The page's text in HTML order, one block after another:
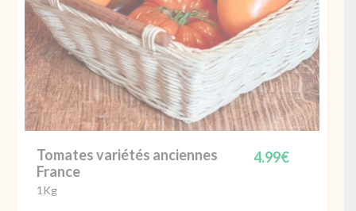
Tomates variétés anciennes
France
4.99€
1Kg